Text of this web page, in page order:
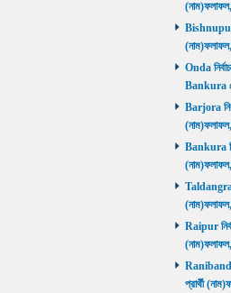
Bishnupur
Onda
Bankura
Barjora
Bankura
Taldangra
Raipur
Ranibandh
প্রার্থী